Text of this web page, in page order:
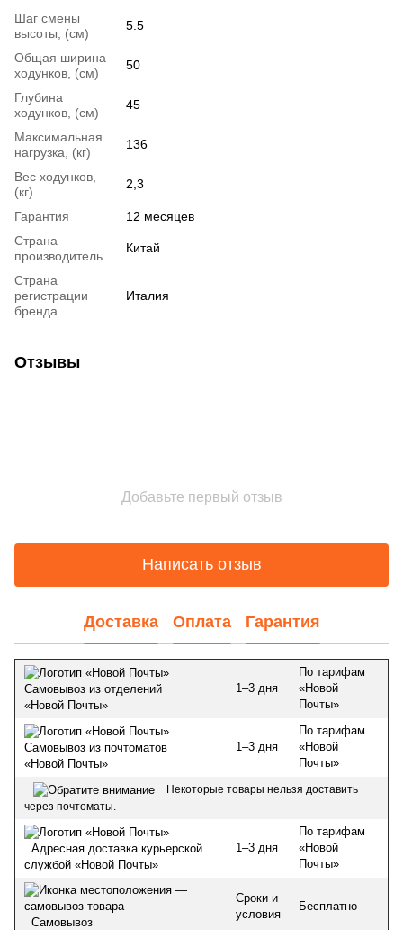
Шаг смены
высоты, (см)
5.5
Общая ширина
ходунков, (см)
50
Глубина
ходунков, (см)
45
Максимальная
нагрузка, (кг)
136
Вес ходунков,
(кг)
2,3
Гарантия
12 месяцев
Страна
производитель
Китай
Страна
регистрации
бренда
Италия
Отзывы
Добавьте первый отзыв
Написать отзыв
Доставка Оплата Гарантия
Самовывоз из отделений
«Новой Почты»
1–3 дня
По тарифам
«Новой
Почты»
Самовывоз из почтоматов
«Новой Почты»
1–3 дня
По тарифам
«Новой
Почты»
Некоторые товары нельзя доставить
через почтоматы.
Адресная доставка курьерской
службой «Новой Почты»
1–3 дня
По тарифам
«Новой
Почты»
Самовывоз
Сроки и
условия
Бесплатно